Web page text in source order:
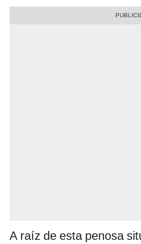
A raíz de esta penosa